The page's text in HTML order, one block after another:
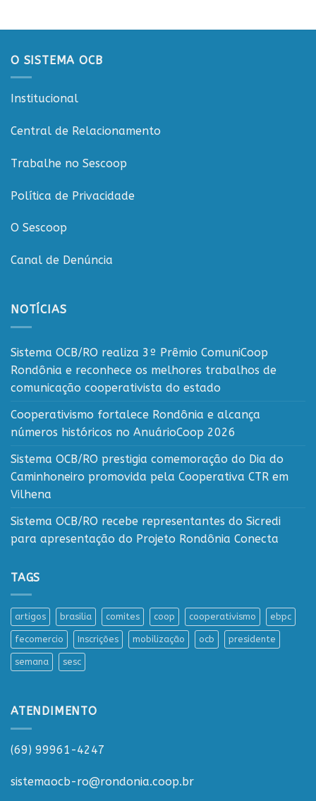
Conecta
sustentabilidade
O SISTEMA OCB
Institucional
Central de Relacionamento
Trabalhe no Sescoop
Política de Privacidade
O Sescoop
Canal de Denúncia
NOTÍCIAS
Sistema OCB/RO realiza 3º Prêmio ComuniCoop
Rondônia e reconhece os melhores trabalhos de
comunicação cooperativista do estado
Cooperativismo fortalece Rondônia e alcança
números históricos no AnuárioCoop 2026
Sistema OCB/RO prestigia comemoração do Dia do
Caminhoneiro promovida pela Cooperativa CTR em
Vilhena
Sistema OCB/RO recebe representantes do Sicredi
para apresentação do Projeto Rondônia Conecta
TAGS
artigos brasilia comites coop cooperativismo ebpc
fecomercio Inscrições mobilização ocb presidente
semana sesc
ATENDIMENTO
(69) 99961-4247
sistemaocb-ro@rondonia.coop.br